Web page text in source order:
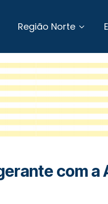
Região Norte
com a